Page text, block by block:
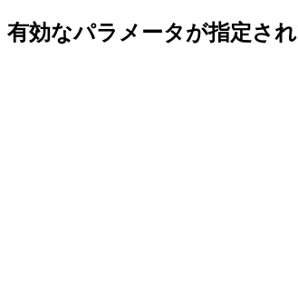
有効なパラメータが指定さ